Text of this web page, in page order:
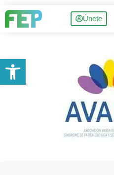
Únete
Abrir barra de herramientas